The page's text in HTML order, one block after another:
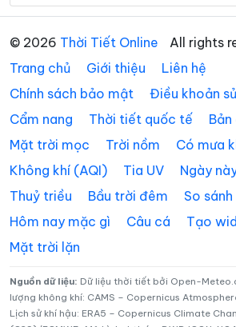
Xã
Xã Hướng Hiệp Xã
Xã Hướng Phùng Xã
Xã Kim Điền Xã
Xã Lao Bảo Xã Lệ
Xã Lệ Thủy
Xã Mỹ Thủy Xã
Xã Nam Cửa Việt Xã
© 2026 Thời Tiết Online
All rights
Trang chủ
Giới thiệu
Liên hệ
Chính sách bảo mật
Điều khoản
Cẩm nang
Thời tiết quốc tế
Mặt trời mọc
Trời nồm
Có mưa
Không khí (AQI)
Tia UV
Ngày
Thuỷ triều
Bầu trời đêm So sánh
Hôm nay mặc gì
Câu cá
Tạo
Mặt trời lặn
Nguồn dữ liệu: Dữ liệu thời tiết bởi Open-
lượng không khí: CAMS – Copernicus
Lịch sử khí hậu: ERA5 – Copernicus Climate